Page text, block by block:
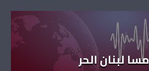
مسا لبنان الحر